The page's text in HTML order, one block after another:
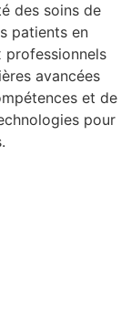
des soins de
patients en
professionnels
avancées
et de
pour